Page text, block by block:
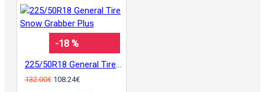
-18 %
225/50R18 General Tire Snow Grabber Plus
132.00€ 108.24€